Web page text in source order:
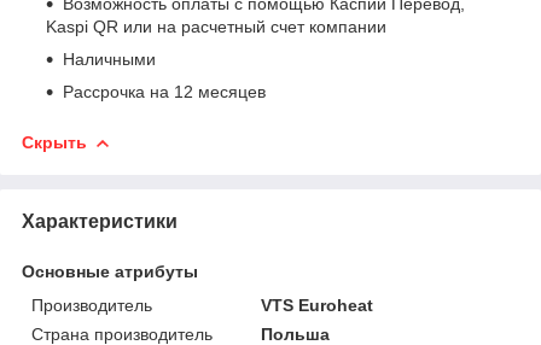
Kaspi QR или на расчетный счет компании
Наличными
Рассрочка на 12 месяцев
Скрыть
Характеристики
Основные атрибуты
Производитель
VTS Euroheat
Страна производитель
Польша